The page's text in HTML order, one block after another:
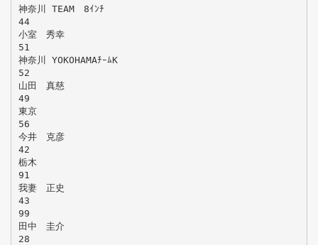
神奈川 TEAM 8ｲﾝﾁ
44
小室 秀幸
51
神奈川 YOKOHAMAﾁｰﾑK
52
山田 真慈
49
東京
56
今井 克彦
42
栃木
91
我妻 正史
43
99
田中 圭介
28